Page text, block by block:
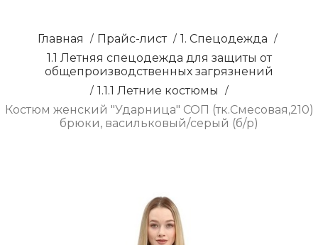
Главная / Прайс-лист / 1. Спецодежда /
1.1 Летняя спецодежда для защиты от
общепроизводственных загрязнений
/ 1.1.1 Летние костюмы /
Костюм женский "Ударница" СОП (тк.Смесовая,210)
брюки, васильковый/серый (б/р)